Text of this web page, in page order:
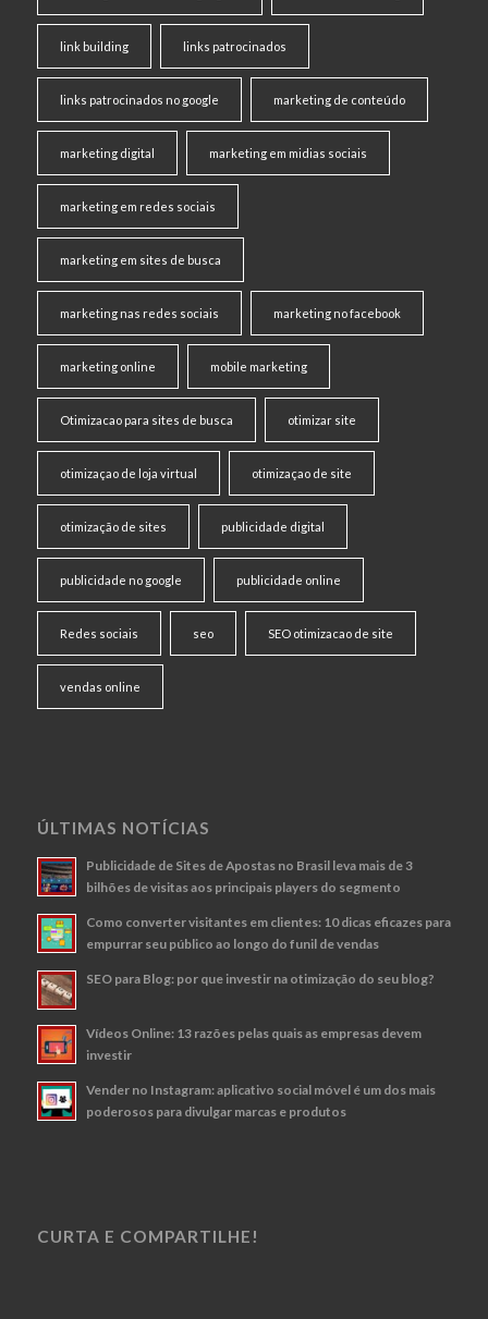
link building links patrocinados
links patrocinados no google marketing de conteúdo
marketing digital marketing em midias sociais
marketing em redes sociais
marketing em sites de busca
marketing nas redes sociais marketing no facebook
marketing online mobile marketing
Otimizacao para sites de busca otimizar site
otimizaçao de loja virtual otimizaçao de site
otimização de sites publicidade digital
publicidade no google publicidade online
Redes sociais seo SEO otimizacao de site
vendas online
ÚLTIMAS NOTÍCIAS
Publicidade de Sites de Apostas no Brasil leva mais de 3
bilhões de visitas aos principais players do segmento
Como converter visitantes em clientes: 10 dicas eficazes para
empurrar seu público ao longo do funil de vendas
SEO para Blog: por que investir na otimização do seu blog?
Vídeos Online: 13 razões pelas quais as empresas devem
investir
Vender no Instagram: aplicativo social móvel é um dos mais
poderosos para divulgar marcas e produtos
CURTA E COMPARTILHE!